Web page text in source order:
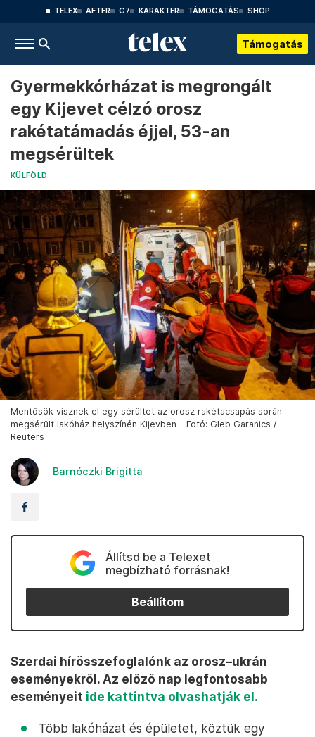
TELEX AFTER G7 KARAKTER TÁMOGATÁS SHOP
Támogatás
Gyermekkórházat is megrongált
egy Kijevet célzó orosz
rakétatámadás éjjel, 53-an
megsérültek
KÜLFÖLD
Mentősök visznek el egy sérültet az orosz rakétacsapás során
megsérült lakóház helyszínén Kijevben – Fotó: Gleb Garanics /
Reuters
Barnóczki Brigitta
Állítsd be a Telexet
megbízható forrásnak!
Beállítom
Szerdai hírösszefoglalónk az orosz–ukrán
eseményekről. Az előző nap legfontosabb
eseményeit ide kattintva olvashatják el.
Több lakóházat és épületet, köztük egy